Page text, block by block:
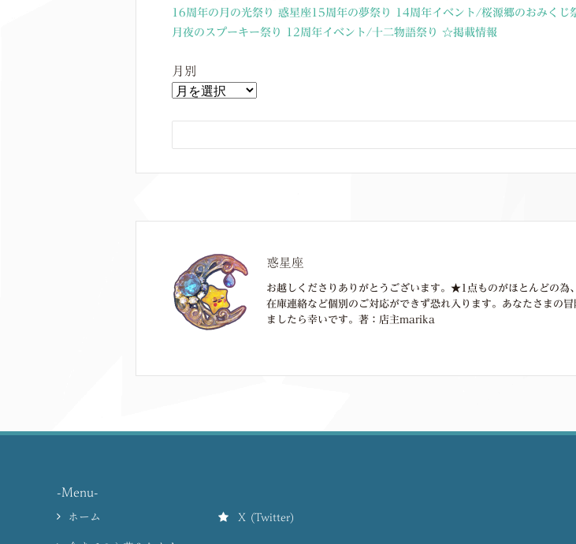
16周年の月の光祭り 惑星座15周年の夢祭り 14周年イベント/桜源郷のおみくじ
月夜のスプーキー祭り
12周年イベント/十二物語祭り ☆掲載情報
月別
月
惑星座
お越しくださりありがとうございます。★1点ものがほとんどの為
在庫連絡など個別のご対応ができず恐れ入ります。あなたさまの
ましたら幸いです。著：店主marika
-Menu-
ホーム X (Twitter)